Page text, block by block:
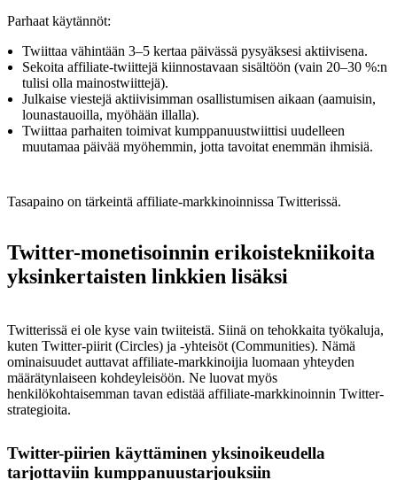
Parhaat käytännöt:
Twiittaa vähintään 3–5 kertaa päivässä pysyäksesi aktiivisena.
Sekoita affiliate-twiittejä kiinnostavaan sisältöön (vain 20–30 %:n
tulisi olla mainostwiittejä).
Julkaise viestejä aktiivisimman osallistumisen aikaan (aamuisin,
lounastauoilla, myöhään illalla).
Twiittaa parhaiten toimivat kumppanuustwiittisi uudelleen
muutamaa päivää myöhemmin, jotta tavoitat enemmän ihmisiä.
Tasapaino on tärkeintä affiliate-markkinoinnissa Twitterissä.
Twitter-monetisoinnin erikoistekniikoita
yksinkertaisten linkkien lisäksi
Twitterissä ei ole kyse vain twiiteistä. Siinä on tehokkaita työkaluja,
kuten Twitter-piirit (Circles) ja -yhteisöt (Communities). Nämä
ominaisuudet auttavat affiliate-markkinoijia luomaan yhteyden
määrätynlaiseen kohdeyleisöön. Ne luovat myös
henkilökohtaisemman tavan edistää affiliate-markkinoinnin Twitter-
strategioita.
Twitter-piirien käyttäminen yksinoikeudella
tarjottaviin kumppanuustarjouksiin